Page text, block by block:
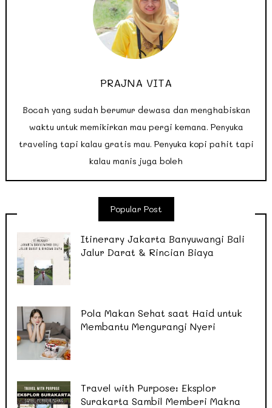
PRAJNA VITA
Bocah yang sudah berumur dewasa dan menghabiskan
waktu untuk memikirkan mau pergi kemana. Penyuka
traveling tapi kalau gratis mau. Penyuka kopi pahit tapi
kalau manis juga boleh
Popular Post
Itinerary Jakarta Banyuwangi Bali
Jalur Darat & Rincian Biaya
Pola Makan Sehat saat Haid untuk
Membantu Mengurangi Nyeri
Travel with Purpose: Eksplor
Surakarta Sambil Memberi Makna